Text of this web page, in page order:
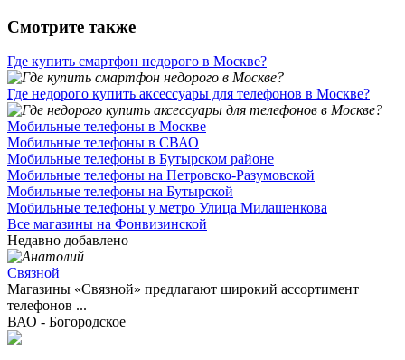
Смотрите также
Где купить смартфон недорого в Москве?
Где недорого купить аксессуары для телефонов в Москве?
Мобильные телефоны в Москве
Мобильные телефоны в СВАО
Мобильные телефоны в Бутырском районе
Мобильные телефоны на Петровско-Разумовской
Мобильные телефоны на Бутырской
Мобильные телефоны у метро Улица Милашенкова
Все магазины на Фонвизинской
Недавно добавлено
Связной
Магазины «Связной» предлагают широкий ассортимент
телефонов ...
ВАО - Богородское